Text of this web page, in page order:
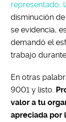
representado,
disminución
se evidencia,
demandó el
trabajo
En otras
9001 y listo.
valor a tu
apreciada por